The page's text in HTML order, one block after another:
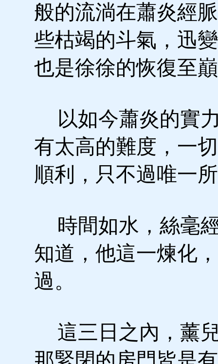
般的流淌在蕭炎經
些枯竭的斗氣，迅
也是徐徐的恢復至
以如今蕭炎的實
有太高的難度，一
順利，只不過唯一
時間如水，絲毫
知道，他這一煉化
過。
這三日之內，薰